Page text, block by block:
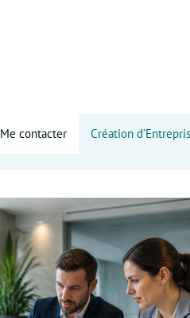
Me contacter Création